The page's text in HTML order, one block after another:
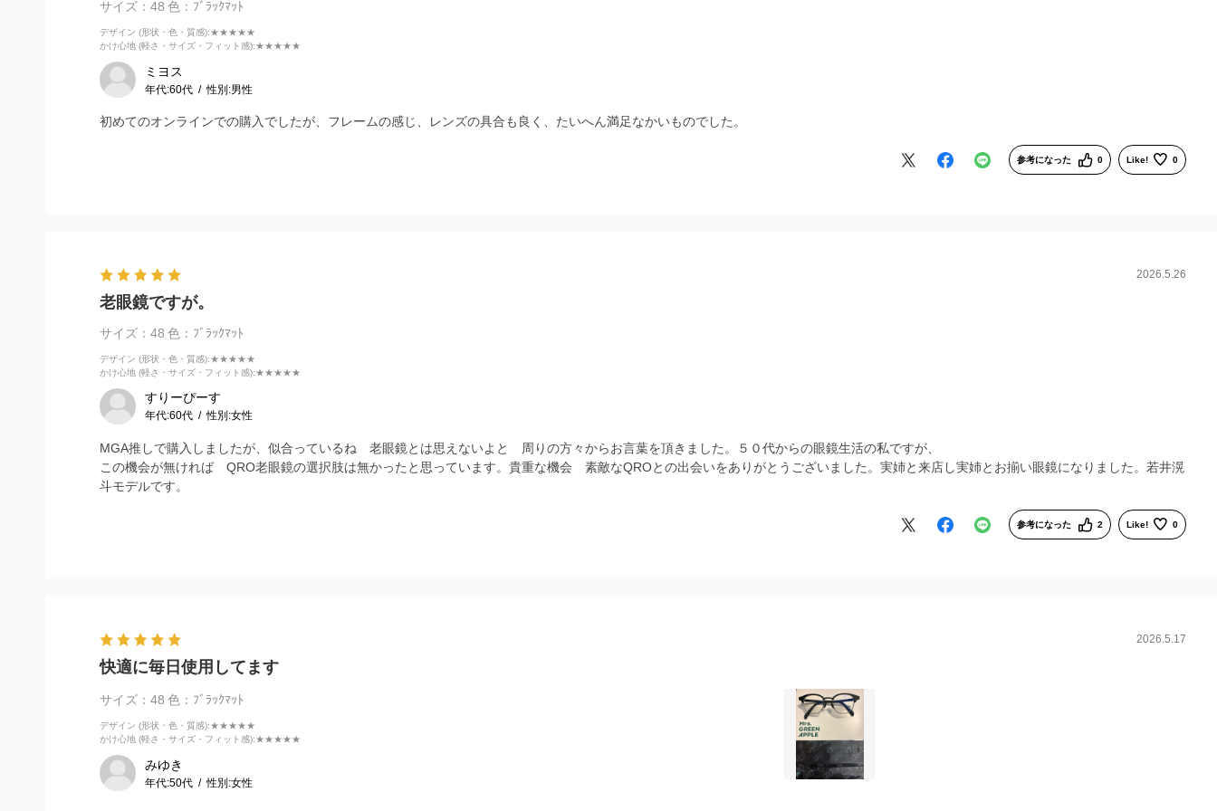
サイズ：48 色：ﾌﾞﾗｯｸﾏｯﾄ
デザイン (形状・色・質感):★★★★★
かけ心地 (軽さ・サイズ・フィット感):★★★★★
ミヨス
年代:60代 性別:男性
初めてのオンラインでの購入でしたが、フレームの感じ、レンズの具合も良く、たいへん満足なかいものでした。
参考になった 0 Like! 0
2026.5.26
老眼鏡ですが。
サイズ：48 色：ﾌﾞﾗｯｸﾏｯﾄ
デザイン (形状・色・質感):★★★★★
かけ心地 (軽さ・サイズ・フィット感):★★★★★
すりーぴーす
年代:60代 性別:女性
MGA推しで購入しましたが、似合っているね 老眼鏡とは思えないよと 周りの方々からお言葉を頂きました。５０代からの眼鏡生活の私ですが、
この機会が無ければ QRO老眼鏡の選択肢は無かったと思っています。貴重な機会 素敵なQROとの出会いをありがとうございました。実姉と来店し実姉とお揃い眼鏡になりました。若井滉
斗モデルです。
参考になった 2 Like! 0
2026.5.17
快適に毎日使用してます
サイズ：48 色：ﾌﾞﾗｯｸﾏｯﾄ
デザイン (形状・色・質感):★★★★★
かけ心地 (軽さ・サイズ・フィット感):★★★★★
みゆき
年代:50代 性別:女性